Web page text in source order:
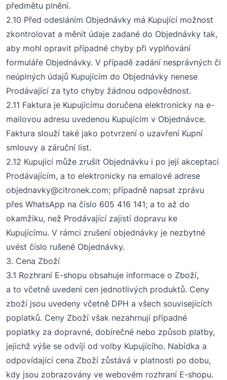
předmětu plnění.
2.10 Před odesláním Objednávky má Kupující možnost
zkontrolovat a měnit údaje zadané do Objednávky tak,
aby mohl opravit případné chyby při vyplňování
formuláře Objednávky. V případě zadání nesprávných či
neúplných údajů Kupujícím do Objednávky nenese
Prodávající za tyto chyby žádnou odpovědnost.
2.11 Faktura je Kupujícímu doručena elektronicky na e-
mailovou adresu uvedenou Kupujícím v Objednávce.
Faktura slouží také jako potvrzení o uzavření Kupní
smlouvy a záruční list.
2.12 Kupující může zrušit Objednávku i po její akceptaci
Prodávajícím, a to elektronicky na emalové adrese
objednavky@citronek.com; případně napsat zprávu
přes WhatsApp na číslo 605 416 141; a to až do
okamžiku, než Prodávající zajistí dopravu ke
Kupujícímu. V rámci zrušení objednávky je nezbytné
uvést číslo rušené Objednávky.
3. Cena Zboží
3.1 Rozhraní E-shopu obsahuje informace o Zboží,
a to včetně uvedení cen jednotlivých produktů. Ceny
zboží jsou uvedeny včetně DPH a všech souvisejících
poplatků. Ceny Zboží však nezahrnují případné
poplatky za dopravné, dobírečné nebo způsob platby,
jejichž výše se odvíjí od volby Kupujícího. Nabídka a
odpovídající cena Zboží zůstává v platnosti po dobu,
kdy jsou zobrazovány ve webovém rozhraní E-shopu.